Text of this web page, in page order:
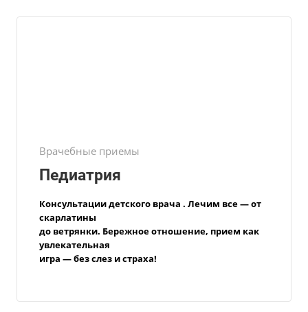
Врачебные приемы
Педиатрия
Консультациидетского врача . Лечим все — от
скарлатины
до ветрянки. Бережное отношение, прием как
увлекательная
игра — без слез и страха!